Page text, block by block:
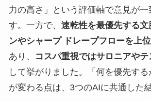
力の高さ」という評価軸で意見が
す。一方で、 速乾性を最優先する
ンやシャープ ドレープフローを上
あり、
コスパ重視ではサロニアやテ
して挙がりました。「何を優先す
が変わる点は、3つのAIに共通した